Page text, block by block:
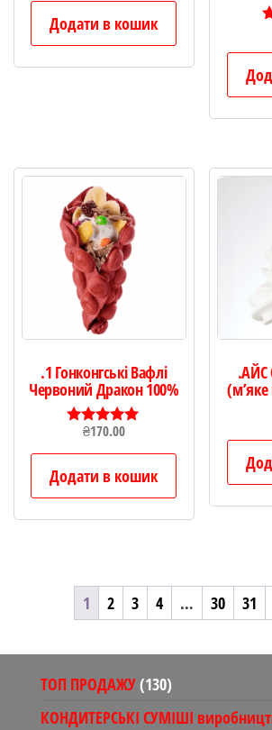
Додати в кошик
.1 Гонконгські Вафлі
Червоний Дракон 100%
Оцінено в
₴170.00
Додати в кошик
.АЙС
1 2 3 4 … 30 31
ТОП ПРОДАЖУ 130130
товарів
КОНДИТЕРСЬКІ СУМІШІ